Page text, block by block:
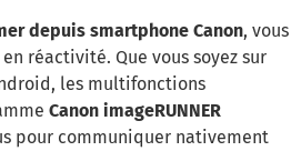
depuis smartphone Canon, vous
réactivité. Que vous soyez sur
les multifonctions
Canon imageRUNNER
pour communiquer nativement